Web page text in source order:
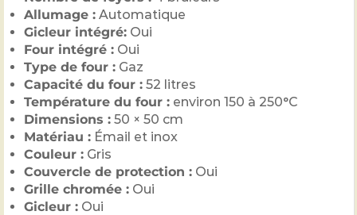
Allumage : Automatique
Gicleur intégré: Oui
Four intégré : Oui
Type de four : Gaz
Capacité du four : 52 litres
Température du four : environ 150 à 250°C
Dimensions : 50 × 50 cm
Matériau : Émail et inox
Couleur : Gris
Couvercle de protection : Oui
Grille chromée : Oui
Gicleur : Oui